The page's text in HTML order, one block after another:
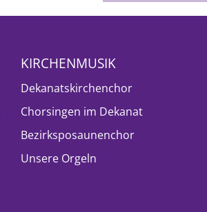
KIRCHENMUSIK
Dekanatskirchenchor
Chorsingen im Dekanat
Bezirksposaunenchor
Unsere Orgeln